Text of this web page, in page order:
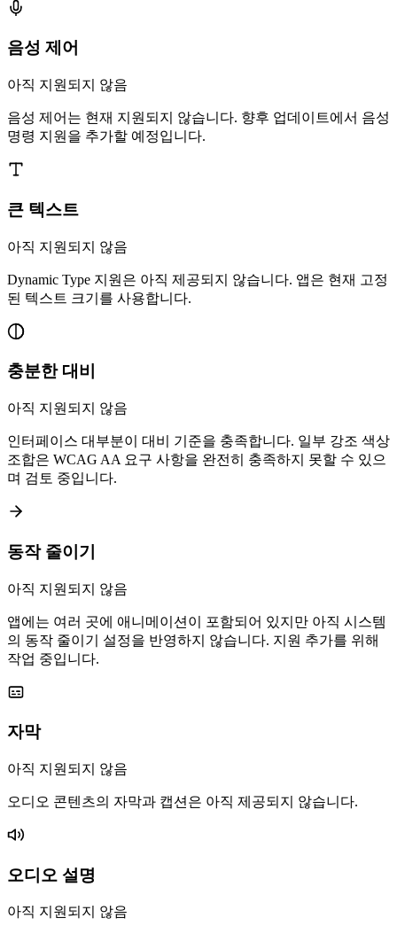
음성 제어
아직 지원되지 않음
음성 제어는 현재 지원되지 않습니다. 향후 업데이트에서 음성
명령 지원을 추가할 예정입니다.
큰 텍스트
아직 지원되지 않음
Dynamic Type 지원은 아직 제공되지 않습니다. 앱은 현재 고정
된 텍스트 크기를 사용합니다.
충분한 대비
아직 지원되지 않음
인터페이스 대부분이 대비 기준을 충족합니다. 일부 강조 색상
조합은 WCAG AA 요구 사항을 완전히 충족하지 못할 수 있으
며 검토 중입니다.
동작 줄이기
아직 지원되지 않음
앱에는 여러 곳에 애니메이션이 포함되어 있지만 아직 시스템
의 동작 줄이기 설정을 반영하지 않습니다. 지원 추가를 위해
작업 중입니다.
자막
아직 지원되지 않음
오디오 콘텐츠의 자막과 캡션은 아직 제공되지 않습니다.
오디오 설명
아직 지원되지 않음